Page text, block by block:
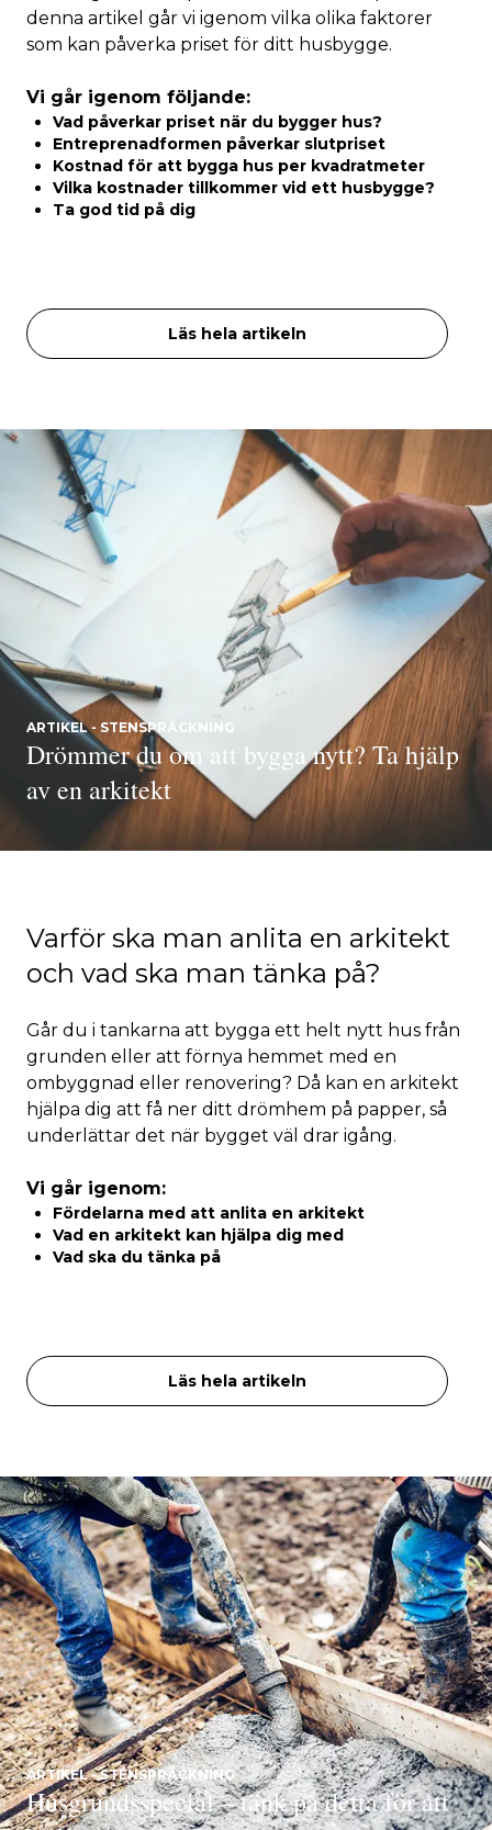
denna artikel går vi igenom vilka olika faktorer
som kan påverka priset för ditt husbygge.
Vi går igenom följande:
Vad påverkar priset när du bygger hus?
Entreprenadformen påverkar slutpriset
Kostnad för att bygga hus per kvadratmeter
Vilka kostnader tillkommer vid ett husbygge?
Ta god tid på dig
Läs hela artikeln
Varför ska man anlita en arkitekt
och vad ska man tänka på?
Går du i tankarna att bygga ett helt nytt hus från
grunden eller att förnya hemmet med en
ombyggnad eller renovering? Då kan en arkitekt
hjälpa dig att få ner ditt drömhem på papper, så
underlättar det när bygget väl drar igång.
Vi går igenom:
Fördelarna med att anlita en arkitekt
Vad en arkitekt kan hjälpa dig med
Vad ska du tänka på
Läs hela artikeln
ARTIKEL - STENSPRÄCKNING
Drömmer du om att bygga nytt? Ta hjälp
av en arkitekt
ARTIKEL - STENSPRÄCKNING
Husgrundsspecial – tänk på detta för att